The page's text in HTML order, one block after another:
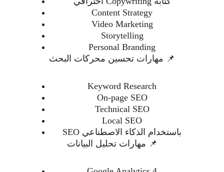
Content Strategy
Video Marketing
Storytelling
Personal Branding
📌 مهارات تحسين محركات البحث
Keyword Research
On-page SEO
Technical SEO
Local SEO
SEO باستخدام الذكاء الاصطناعي
📌 مهارات تحليل البيانات